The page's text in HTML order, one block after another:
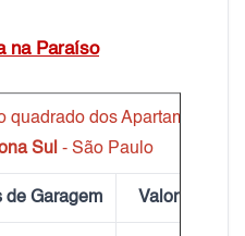
na Paraíso
quadrado dos Apartamentos
Sul - São Paulo
de Garagem Valor do m²